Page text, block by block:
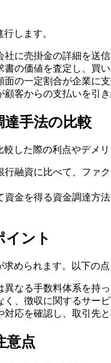
します。
に売掛金の詳細を送信
の価値を査定し、買
の一定割合が企業に支
客からの支払いを引き
手法の比較
した際の利点やデメ
行融資に比べて、ファ
資金を得る資金調達方
イント
められます。以下の点
なる手数料体系を持
、徴収に関するサー
対応を確認し、取引先
意点